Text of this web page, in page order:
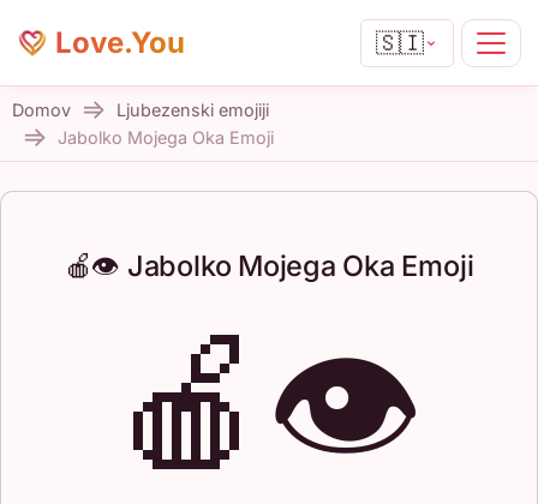
Love.You 🇸🇮
Domov
Ljubezenski emojiji
Jabolko Mojega Oka Emoji
🍎👁️ Jabolko Mojega Oka Emoji
🍎👁️